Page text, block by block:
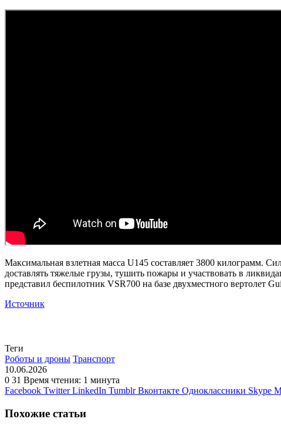
Максимальная взлетная масса U145 составляет 3800 килограмм.
доставлять тяжелые грузы, тушить пожары и участвовать в
представил беспилотник VSR700 на базе двухместного вертолет
Источник
Теги
Роботы и дроны Транспорт
10.06.2026
0 31 Время чтения: 1 минута
Facebook Twitter LinkedIn Tumblr Вконтакте Одноклассники Skype
Похожие статьи